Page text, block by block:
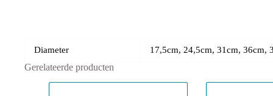
Diameter 17,5cm, 24,5cm, 31cm, 36cm,
Gerelateerde producten